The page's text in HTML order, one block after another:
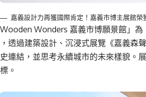
嘉義設計力再獲國際肯定！嘉義市博主展館榮
Wooden Wonders 嘉義市博願景館」
透過建築設計、沉浸式展覽《嘉義森
連結，並思考永續城市的未來樣貌。
。